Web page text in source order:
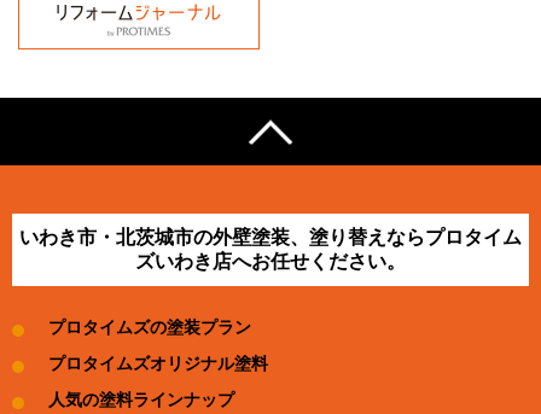
いわき市・北茨城市の外壁塗装、塗り替えならプロタイム
ズいわき店へお任せください。
プロタイムズの塗装プラン
プロタイムズオリジナル塗料
人気の塗料ラインナップ